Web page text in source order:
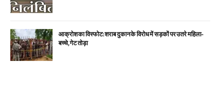
आक्रोश का विस्फोट: शराब दुकान के विरोध में सड़कों पर उतरे महिला-
बच्चे, गेट तोड़ा